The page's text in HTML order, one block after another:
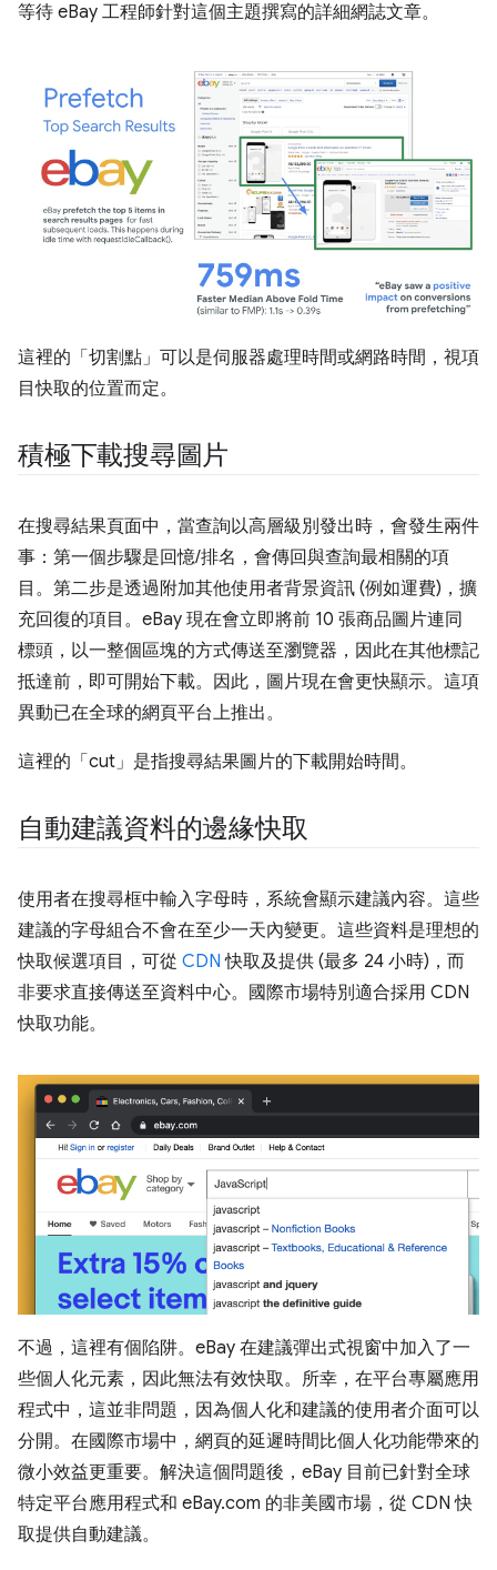
等待 eBay 工程師針對這個主題撰寫的詳細網誌文章。
這裡的「切割點」可以是伺服器處理時間或網路時間，視項
目快取的位置而定。
積極下載搜尋圖片
在搜尋結果頁面中，當查詢以高層級別發出時，會發生兩件
事：第一個步驟是回憶/排名，會傳回與查詢最相關的項
目。第二步是透過附加其他使用者背景資訊 (例如運費)，擴
充回復的項目。eBay 現在會立即將前 10 張商品圖片連同
標頭，以一整個區塊的方式傳送至瀏覽器，因此在其他標記
抵達前，即可開始下載。因此，圖片現在會更快顯示。這項
異動已在全球的網頁平台上推出。
這裡的「cut」是指搜尋結果圖片的下載開始時間。
自動建議資料的邊緣快取
使用者在搜尋框中輸入字母時，系統會顯示建議內容。這些
建議的字母組合不會在至少一天內變更。這些資料是理想的
快取候選項目，可從 CDN 快取及提供 (最多 24 小時)，而
非要求直接傳送至資料中心。國際市場特別適合採用 CDN
快取功能。
不過，這裡有個陷阱。eBay 在建議彈出式視窗中加入了一
些個人化元素，因此無法有效快取。所幸，在平台專屬應用
程式中，這並非問題，因為個人化和建議的使用者介面可以
分開。在國際市場中，網頁的延遲時間比個人化功能帶來的
微小效益更重要。解決這個問題後，eBay 目前已針對全球
特定平台應用程式和 eBay.com 的非美國市場，從 CDN 快
取提供自動建議。